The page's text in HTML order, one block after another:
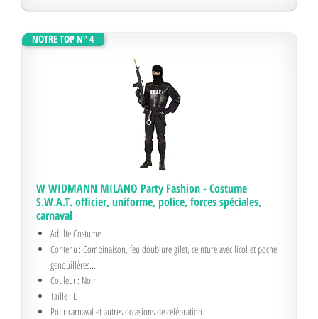
NOTRE TOP N° 4
W WIDMANN MILANO Party Fashion - Costume
S.W.A.T. officier, uniforme, police, forces spéciales,
carnaval
Adulte Costume
Contenu : Combinaison, feu doublure gilet, ceinture avec licol et poche,
genouillères...
Couleur : Noir
Taille : L
Pour carnaval et autres occasions de célébration